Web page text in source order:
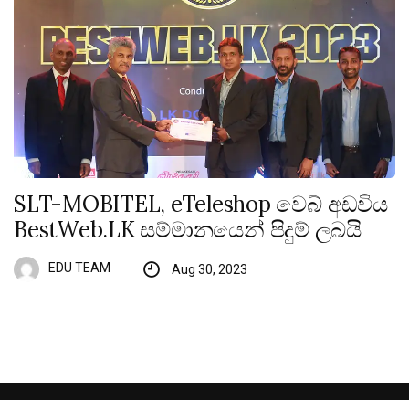
SLT-MOBITEL, eTeleshop වෙබ් අඩවිය
BestWeb.LK සම්මානයෙන් පිදුම් ලබයි
EDU TEAM Aug 30, 2023